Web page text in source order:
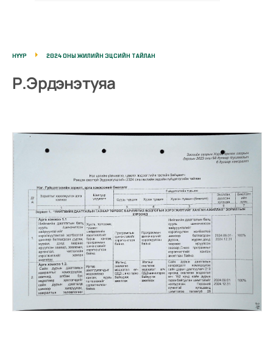
НҮҮР 2024 ОНЫ ЖИЛИЙН ЭЦСИЙН ТАЙЛАН
Р.Эрдэнэтуяа